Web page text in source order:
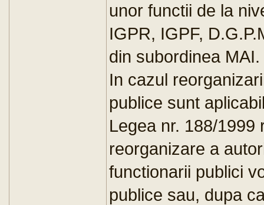
unor functii de la
IGPR, IGPF,
din subordinea MAI.
In cazul
publice sunt
Legea nr. 188/1999
reorganizare a
functionarii publici
publice sau, dupa